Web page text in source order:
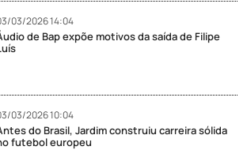
03/2026 14:04
de Bap expõe motivos da saída de Filipe
03/2026 10:04
do Brasil, Jardim construiu carreira sólida
futebol europeu